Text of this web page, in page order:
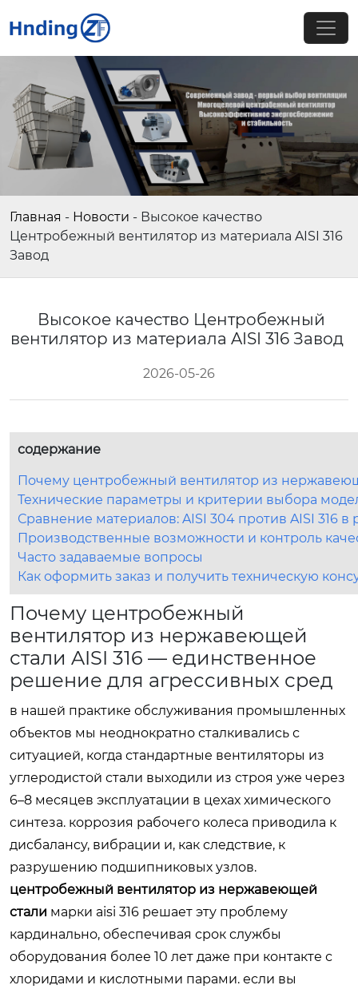
Главная - Новости - Высокое качество
Центробежный вентилятор из материала AISI 316
Завод
Высокое качество Центробежный
вентилятор из материала AISI 316 Завод
2026-05-26
содержание
Почему центробежный вентилятор из
Технические параметры и критерии выбора
Сравнение материалов: AISI 304 против AISI 316 в
Производственные возможности и контроль
Часто задаваемые вопросы
Как оформить заказ и получить техническую
Почему центробежный
вентилятор из нержавеющей
стали AISI 316 — единственное
решение для агрессивных сред
в нашей практике обслуживания промышленных
объектов мы неоднократно сталкивались с
ситуацией, когда стандартные вентиляторы из
углеродистой стали выходили из строя уже через
6–8 месяцев эксплуатации в цехах химического
синтеза. коррозия рабочего колеса приводила к
дисбалансу, вибрации и, как следствие, к
разрушению подшипниковых узлов.
центробежный вентилятор из нержавеющей
стали марки aisi 316 решает эту проблему
кардинально, обеспечивая срок службы
оборудования более 10 лет даже при контакте с
хлоридами и кислотными парами. если вы